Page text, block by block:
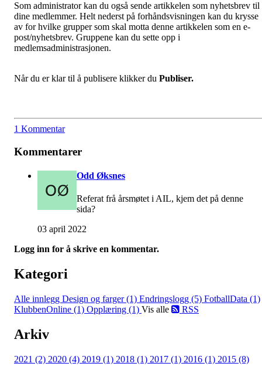
Som administrator kan du også sende artikkelen som nyhetsbrev til
dine medlemmer. Helt nederst på forhåndsvisningen kan du krysse
av for hvilke grupper som skal motta denne artikkelen som en e-
post/nyhetsbrev. Gruppene kan du sette opp i
medlemsadministrasjonen.
Når du er klar til å publisere klikker du Publiser.
1 Kommentar
Kommentarer
Odd Øksnes
Referat frå årsmøtet i AIL, kjem det på denne
sida?
03 april 2022
Logg inn for å skrive en kommentar.
Kategori
Alle innlegg Design og farger (1) Endringslogg (5) FotballData (1)
KlubbenOnline (1) Opplæring (1) Vis alle RSS
Arkiv
2021 (2) 2020 (4) 2019 (1) 2018 (1) 2017 (1) 2016 (1) 2015 (8)